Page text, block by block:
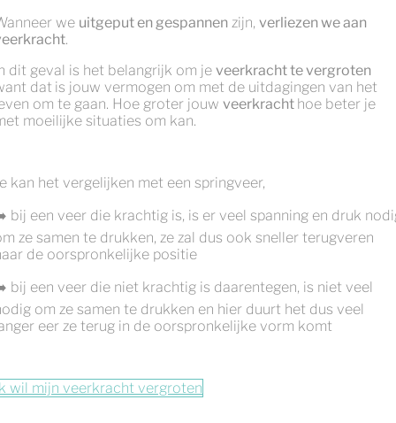
we uitgeput en gespannen zijn, verliezen we aan
.
dit geval is het belangrijk om je veerkracht te vergroten
dat is jouw vermogen om met de uitdagingen van het
om te gaan. Hoe groter jouw veerkracht hoe beter je
moeilijke situaties om kan.
kan het vergelijken met een springveer,
bij een veer die krachtig is, is er veel spanning en druk
ze samen te drukken, ze zal dus ook sneller terugveren
de oorspronkelijke positie
bij een veer die niet krachtig is daarentegen, is niet veel
om ze samen te drukken en hier duurt het dus veel
eer ze terug in de oorspronkelijke vorm komt
wil mijn veerkracht vergroten